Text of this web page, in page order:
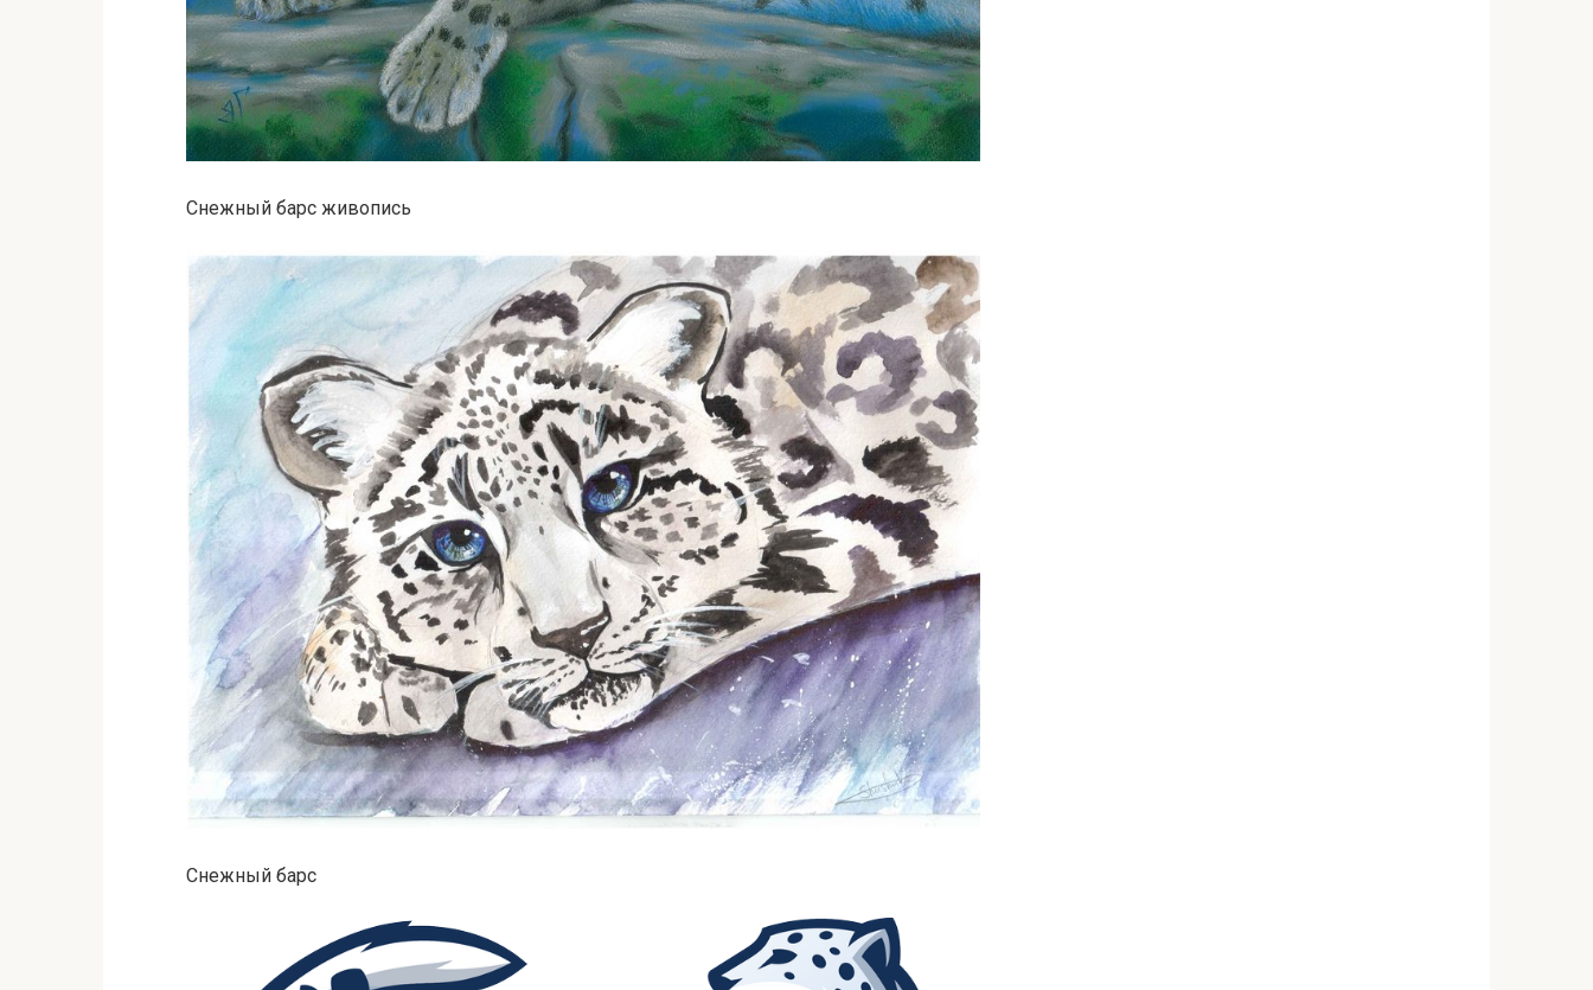
Снежный барс живопись
Снежный барс